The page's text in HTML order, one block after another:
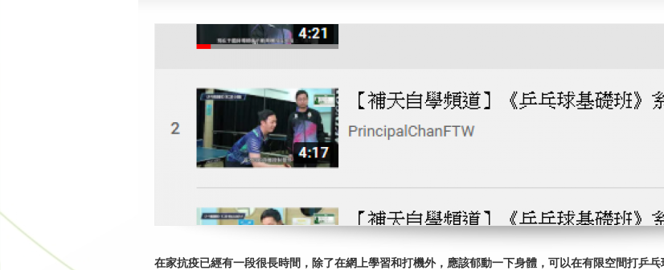
在家抗疫已經有一段很長時間，除了在網上學習和打機外，應該郁動一下身體，可以在有限空間打乒